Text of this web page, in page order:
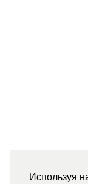
Используя